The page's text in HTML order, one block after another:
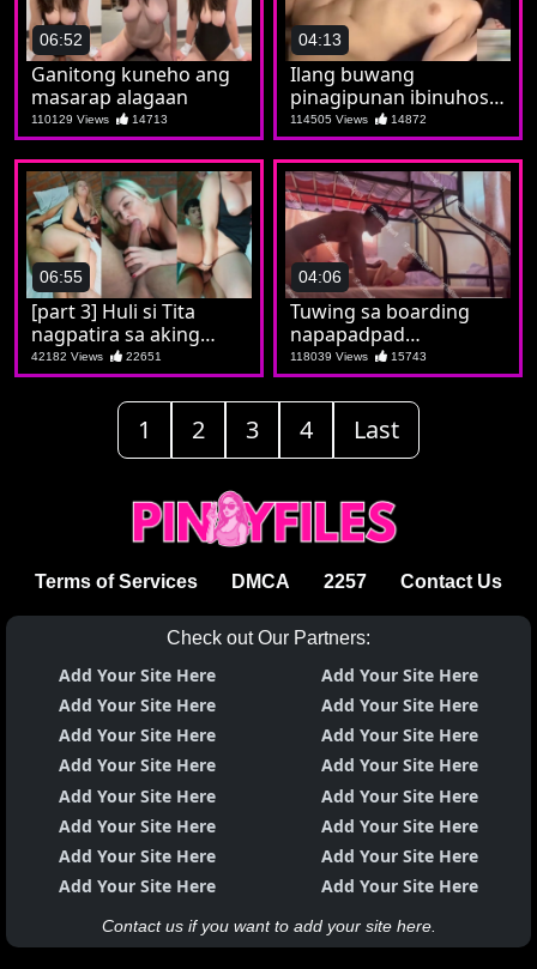
06:52
Ganitong kuneho ang
masarap alagaan
110129 Views 14713
04:13
Ilang buwang
pinagipunan ibinuhos
lahat kay Jilian
114505 Views 14872
06:55
[part 3] Huli si Tita
nagpatira sa aking
tropa
42182 Views 22651
04:06
Tuwing sa boarding
napapadpad
nadidiligan si Soledad
118039 Views 15743
1 2 3 4 Last
Terms of Services DMCA 2257 Contact Us
Check out Our Partners:
Add Your Site Here
Add Your Site Here
Add Your Site Here
Add Your Site Here
Add Your Site Here
Add Your Site Here
Add Your Site Here
Add Your Site Here
Add Your Site Here
Add Your Site Here
Add Your Site Here
Add Your Site Here
Add Your Site Here
Add Your Site Here
Add Your Site Here
Add Your Site Here
Contact us if you want to add your site here.